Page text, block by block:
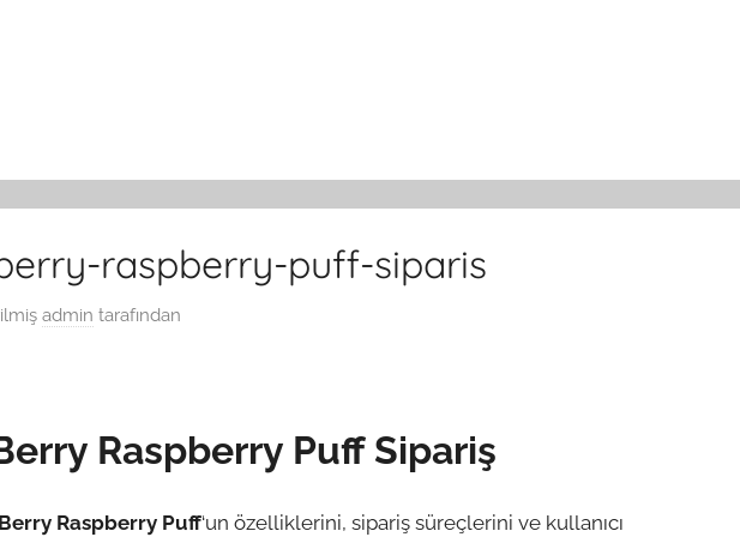
raspberry-puff-siparis
admin tarafından
Raspberry Puff Sipariş
Raspberry Puff‘un özelliklerini, sipariş süreçlerini ve kullanıcı